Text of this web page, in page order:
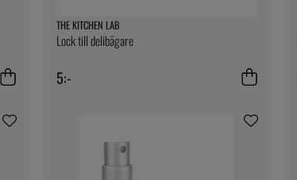
THE KITCHEN LAB
Lock till delibägare
5:-